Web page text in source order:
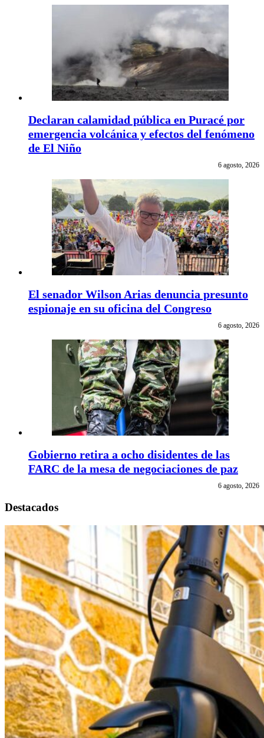
Declaran calamidad pública en Puracé por
emergencia volcánica y efectos del fenómeno
de El Niño
6 agosto, 2026
El senador Wilson Arias denuncia presunto
espionaje en su oficina del Congreso
6 agosto, 2026
Gobierno retira a ocho disidentes de las
FARC de la mesa de negociaciones de paz
6 agosto, 2026
Destacados